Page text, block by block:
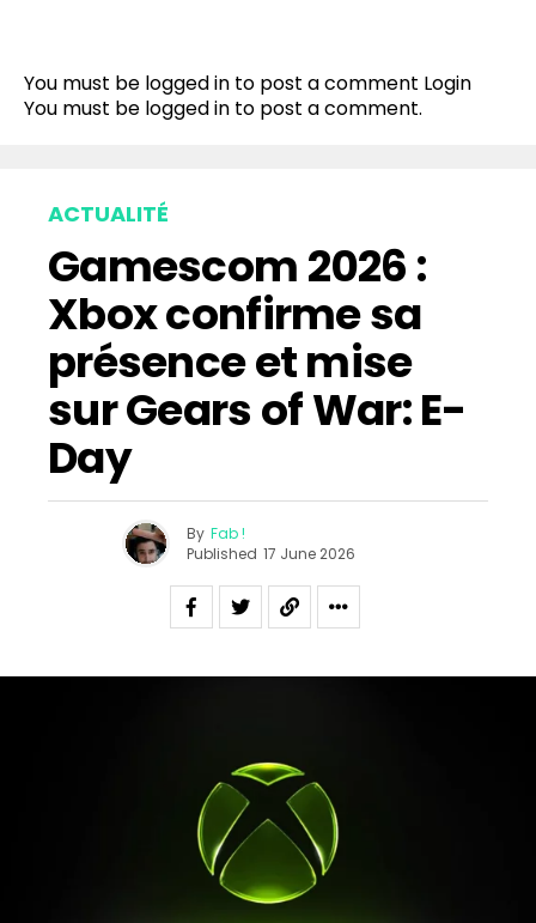
You must be logged in to post a comment Login
You must be logged in to post a comment.
ACTUALITÉ
Gamescom 2026 :
Xbox confirme sa
présence et mise
sur Gears of War: E-
Day
By Fab !
Published 17 June 2026